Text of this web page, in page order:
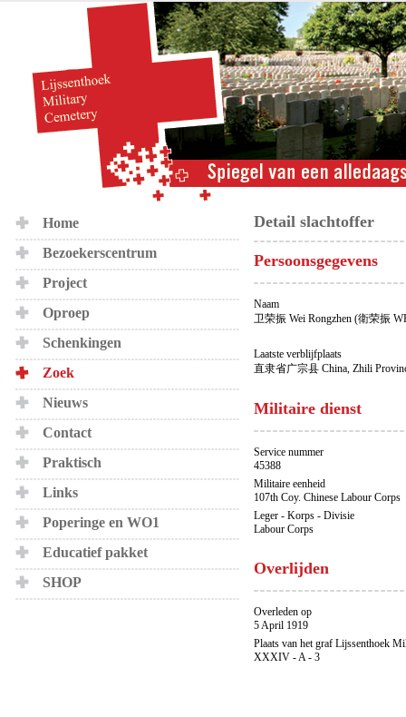
Home
Bezoekerscentrum
Project
Oproep
Schenkingen
Zoek
Nieuws
Contact
Praktisch
Links
Poperinge en WO1
Educatief pakket
SHOP
Detail slachtoffer
Persoonsgegevens
Naam
卫荣振 Wei Rongzhen (衛荣振
Laatste verblijfplaats
直隶省广宗县 China, Zhili
Militaire dienst
Service nummer
45388
Militaire eenheid
107th Coy. Chinese Labour Corps
Leger - Korps - Divisie
Labour Corps
Overlijden
Overleden op
5 April 1919
Plaats van het graf Lijssenthoek
XXXIV - A - 3